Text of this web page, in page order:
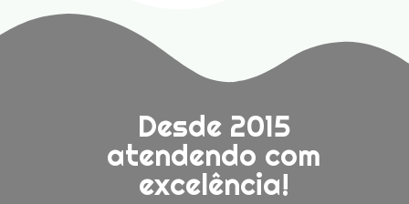
Desde 2015
atendendo com
excelência!